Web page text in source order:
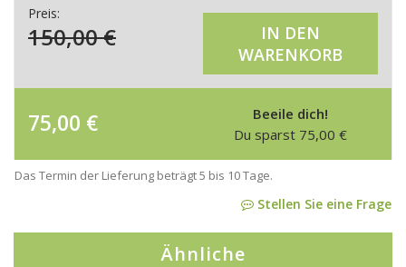
Preis:
150,00€
IN DEN
WARENKORB
75,00 €
Beeile dich!
Du sparst 75,00 €
Das Termin der Lieferung beträgt 5 bis 10 Tage.
Stellen Sie eine Frage
Ähnliche